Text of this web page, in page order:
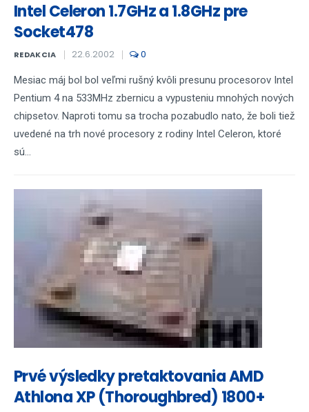
Intel Celeron 1.7GHz a 1.8GHz pre
Socket478
REDAKCIA 22.6.2002 0
Mesiac máj bol bol veľmi rušný kvôli presunu procesorov Intel
Pentium 4 na 533MHz zbernicu a vypusteniu mnohých nových
chipsetov. Naproti tomu sa trocha pozabudlo nato, že boli tiež
uvedené na trh nové procesory z rodiny Intel Celeron, ktoré
sú...
Prvé výsledky pretaktovania AMD
Athlona XP (Thoroughbred) 1800+